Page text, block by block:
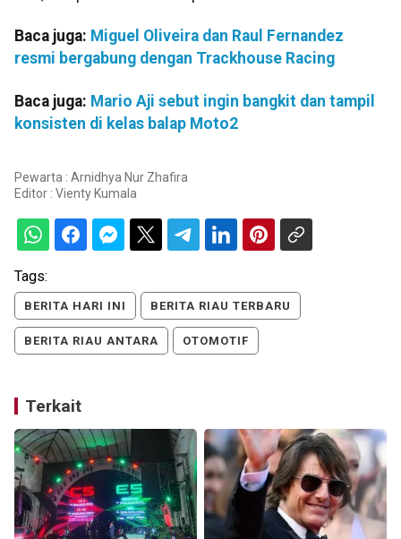
Baca juga: Miguel Oliveira dan Raul Fernandez
resmi bergabung dengan Trackhouse Racing
Baca juga: Mario Aji sebut ingin bangkit dan tampil
konsisten di kelas balap Moto2
Pewarta : Arnidhya Nur Zhafira
Editor : Vienty Kumala
Tags:
BERITA HARI INI BERITA RIAU TERBARU
BERITA RIAU ANTARA OTOMOTIF
Terkait